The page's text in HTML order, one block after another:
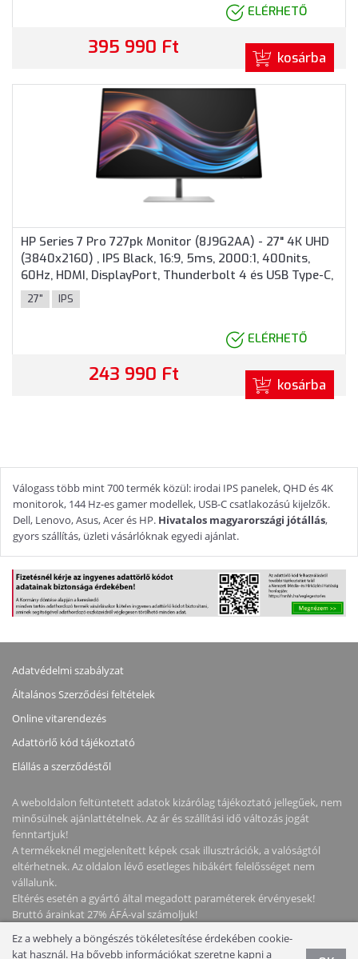
ELÉRHETŐ
395 990 Ft kosárba
HP Series 7 Pro 727pk Monitor (8J9G2AA) - 27" 4K UHD
(3840x2160) , IPS Black, 16:9, 5ms, 2000:1, 400nits,
60Hz, HDMI, DisplayPort, Thunderbolt 4 és USB Type-C,
RJ45, 3 év garancia, Ezüst színben
27" IPS
ELÉRHETŐ
243 990 Ft kosárba
Válogass több mint 700 termék közül: irodai IPS panelek, QHD és 4K
monitorok, 144 Hz-es gamer modellek, USB-C csatlakozású kijelzők.
Dell, Lenovo, Asus, Acer és HP. Hivatalos magyarországi jótállás,
gyors szállítás, üzleti vásárlóknak egyedi ajánlat.
Adatvédelmi szabályzat
Általános Szerződési feltételek
Online vitarendezés
Adattörlő kód tájékoztató
Elállás a szerződéstől
A weboldalon feltüntetett adatok kizárólag tájékoztató jellegűek, nem
minősülnek ajánlattételnek. Az ár és szállítási idő változás jogát
fenntartjuk!
A termékeknél megjelenített képek csak illusztrációk, a valóságtól
eltérhetnek. Az oldalon lévő esetleges hibákért felelősséget nem
vállalunk.
Eltérés esetén a gyártó által megadott paraméterek érvényesek!
Bruttó árainkat 27% ÁFÁ-val számoljuk!
Copyright © 2026 NotebookStore. Minden jog fenntartva!
Ez a webhely a böngészés tökéletesítése érdekében cookie-
kat használ. Ha bővebb információkat szeretne kapni a